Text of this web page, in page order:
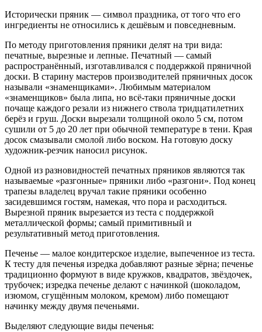
Исторически пряник — символ праздника, от того что его
ингредиенты не относились к дешёвым и повседневным.
По методу приготовления пряники делят на три вида:
печатные, вырезные и лепные. Печатный — самый
распространённый, изготавливался с поддержкой пряничной
доски. В старину мастеров производителей пряничных досок
называли «знаменщиками». Любимым материалом
«знаменщиков» была липа, но всё-таки пряничные доски
почаще каждого резали из нижнего ствола тридцатилетних
берёз и груш. Доски вырезали толщиной около 5 см, потом
сушили от 5 до 20 лет при обычной температуре в тени. Края
досок смазывали смолой либо воском. На готовую доску
художник-резчик наносил рисунок.
Одной из разновидностей печатных пряников являются так
называемые «разгонные» пряники либо «разгони». Под конец
трапезы владелец вручал такие пряники особенно
засидевшимся гостям, намекая, что пора и расходиться.
Вырезной пряник вырезается из теста с поддержкой
металлической формы; самый примитивный и
результативный метод приготовления.
Печенье — малое кондитерское изделие, выпеченное из теста.
К тесту для печенья изредка добавляют разные зёрна; печенье
традиционно формуют в виде кружков, квадратов, звёздочек,
трубочек; изредка печенье делают с начинкой (шоколадом,
изюмом, сгущённым молоком, кремом) либо помещают
начинку между двумя печеньями.
Выделяют следующие виды печенья: